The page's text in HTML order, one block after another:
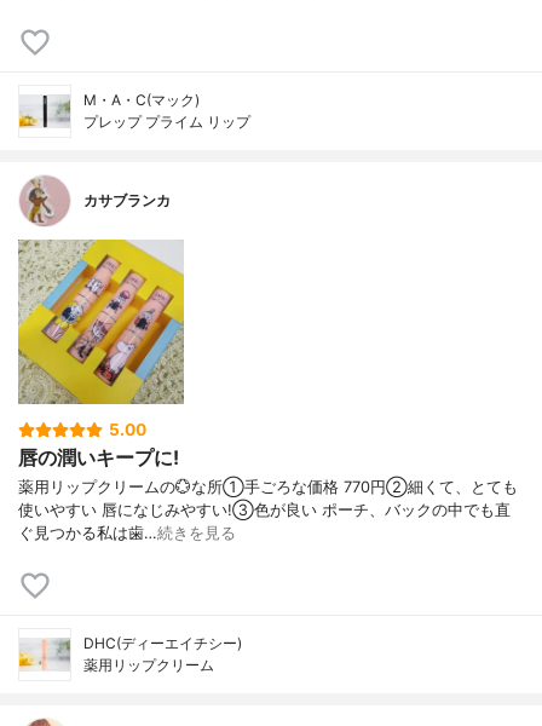
M・A・C(マック)
プレップ プライム リップ
カサブランカ
5.00
唇の潤いキープに!
薬用リップクリームの💮な所①手ごろな価格 770円②細くて、とても
使いやすい 唇になじみやすい!③色が良い ポーチ、バックの中でも直
ぐ見つかる私は歯…続きを見る
DHC(ディーエイチシー)
薬用リップクリーム